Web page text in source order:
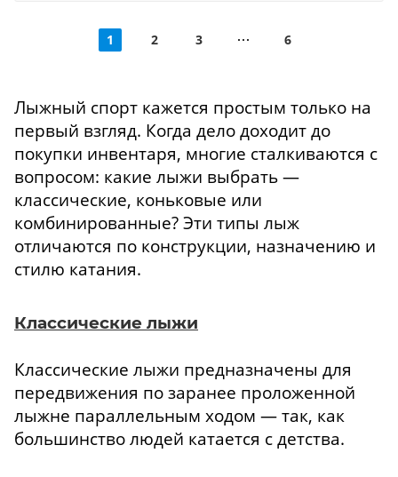
1 2 3 6
Лыжный спорт кажется простым только на
первый взгляд. Когда дело доходит до
покупки инвентаря, многие сталкиваются с
вопросом: какие лыжи выбрать —
классические, коньковые или
комбинированные? Эти типы лыж
отличаются по конструкции, назначению и
стилю катания.
Классические лыжи
Классические лыжи предназначены для
передвижения по заранее проложенной
лыжне параллельным ходом — так, как
большинство людей катается с детства.